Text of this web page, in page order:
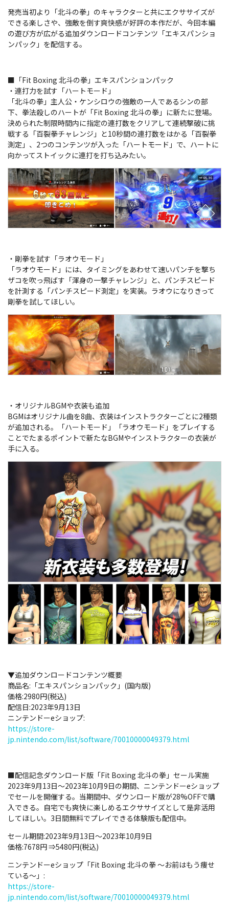
発売当初より「北斗の拳」のキャラクターと共にエクササイズが
できる楽しさや、強敵を倒す爽快感が好評の本作だが、今回本編
の遊び方が広がる追加ダウンロードコンテンツ「エキスパンショ
ンパック」を配信する。
■「Fit Boxing 北斗の拳」エキスパンションパック
・連打力を試す「ハートモード」
「北斗の拳」主人公・ケンシロウの強敵の一人であるシンの部
下、拳法殺しのハートが「Fit Boxing 北斗の拳」に新たに登場。
決められた制限時間内に指定の連打数をクリアして連続撃破に挑
戦する「百裂拳チャレンジ」と10秒間の連打数をはかる「百裂拳
測定」、2つのコンテンツが入った「ハートモード」で、ハートに
向かってストイックに連打を打ち込みたい。
・剛拳を試す「ラオウモード」
「ラオウモード」には、タイミングをあわせて速いパンチを撃ち
ザコを吹っ飛ばす「渾身の一撃チャレンジ」と、パンチスピード
を計測する「パンチスピード測定」を実装。ラオウになりきって
剛拳を試してほしい。
・オリジナルBGMや衣装も追加
BGMはオリジナル曲を8曲、衣装はインストラクターごとに2種類
が追加される。「ハートモード」「ラオウモード」をプレイする
ことでたまるポイントで新たなBGMやインストラクターの衣装が
手に入る。
▼追加ダウンロードコンテンツ概要
商品名:「エキスパンションパック」(国内版)
価格:2980円(税込)
配信日:2023年9月13日
ニンテンドーeショップ:
https://store-
jp.nintendo.com/list/software/70010000049379.html
■配信記念ダウンロード版「Fit Boxing 北斗の拳」セール実施
2023年9月13日～2023年10月9日の期間、ニンテンドーeショップ
でセールを開催する。当期間中、ダウンロード版が28%OFFで購
入できる。自宅でも爽快に楽しめるエクササイズとして是非活用
してほしい。3日間無料でプレイできる体験版も配信中。
セール期間:2023年9月13日～2023年10月9日
価格:7678円 ⇒5480円(税込)
ニンテンドーeショップ「Fit Boxing 北斗の拳 ～お前はもう痩せ
ている～」:
https://store-
jp.nintendo.com/list/software/70010000049379.html